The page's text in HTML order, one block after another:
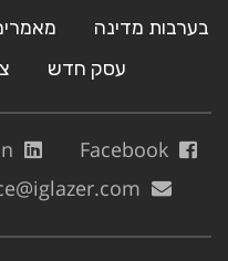
בערבות מדינה
עסק חדש
Facebook